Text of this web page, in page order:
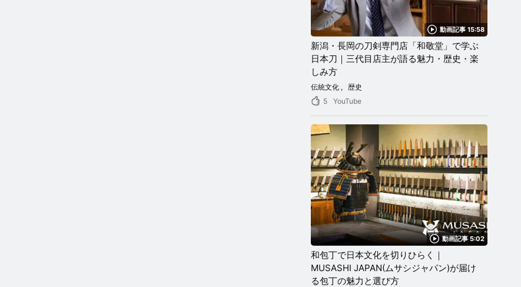
動画記事 15:58
新潟・長岡の刀剣専門店「和敬堂」で学ぶ
日本刀｜三代目店主が語る魅力・歴史・楽
しみ方
伝統文化
歴史
5
YouTube
動画記事 5:02
和包丁で日本文化を切りひらく｜
MUSASHI JAPAN(ムサシジャパン)が届け
る包丁の魅力と選び方